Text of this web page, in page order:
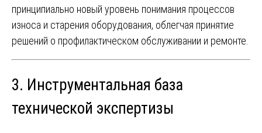
принципиально новый уровень понимания процессов
износа и старения оборудования, облегчая принятие
решений о профилактическом обслуживании и ремонте.
3. Инструментальная база
технической экспертизы